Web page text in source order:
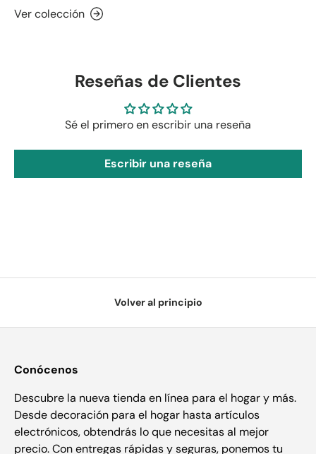
Ver colección
Reseñas de Clientes
Sé el primero en escribir una reseña
Escribir una reseña
Volver al principio
Conócenos
Descubre la nueva tienda en línea para el hogar y más.
Desde decoración para el hogar hasta artículos
electrónicos, obtendrás lo que necesitas al mejor
precio. Con entregas rápidas y seguras, ponemos tu